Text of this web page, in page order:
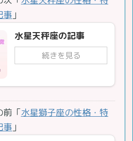
事 」
水星天秤座の記事
続きを見る
前「水星獅子座の性格・特
事 」